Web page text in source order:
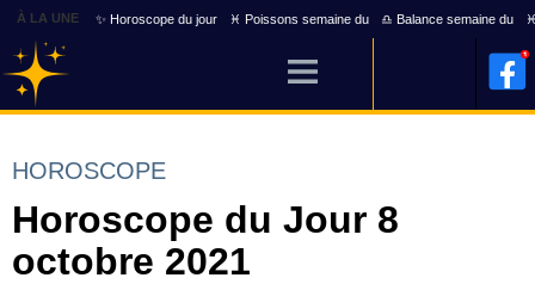
À LA UNE ✨ Horoscope du jour ♓ Poissons semaine du ♎ Balance semaine du
HOROSCOPE
Horoscope du Jour 8
octobre 2021